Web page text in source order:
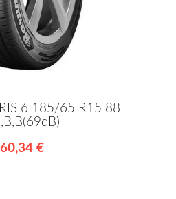
6 185/65 R15 88T
60,34 €